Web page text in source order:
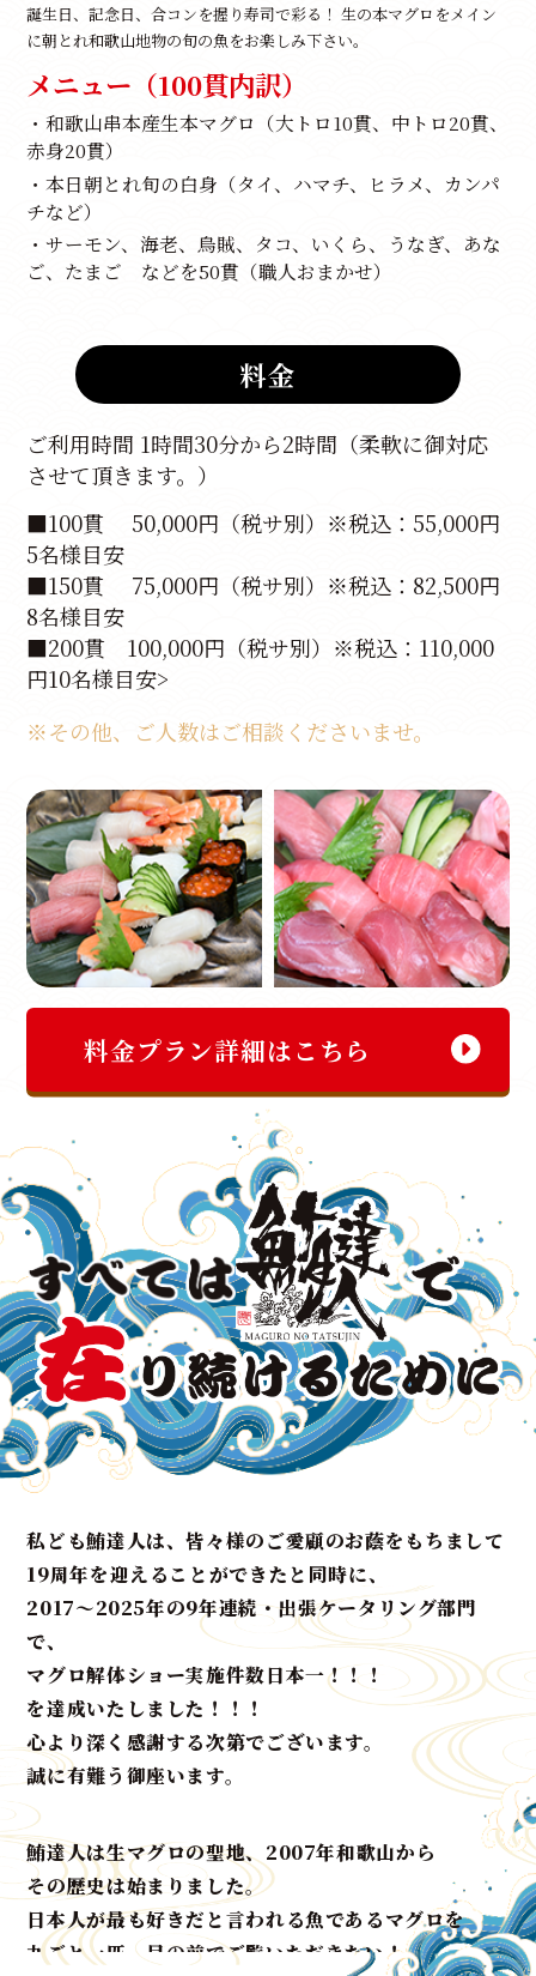
誕生日、記念日、合コンを握り寿司で彩る！ 生の本マグロをメイン
に朝とれ和歌山地物の旬の魚をお楽しみ下さい。
メニュー（100貫内訳）
・和歌山串本産生本マグロ（大トロ10貫、中トロ20貫、
赤身20貫）
・本日朝とれ旬の白身（タイ、ハマチ、ヒラメ、カンパ
チなど）
・サーモン、海老、烏賊、タコ、いくら、うなぎ、あな
ご、たまご などを50貫（職人おまかせ）
料金
ご利用時間 1時間30分から2時間（柔軟に御対応
させて頂きます。）
■100貫 50,000円（税サ別）※税込：55,000円
5名様目安
■150貫 75,000円（税サ別）※税込：82,500円
8名様目安
■200貫 100,000円（税サ別）※税込：110,000
円10名様目安>
※その他、ご人数はご相談くださいませ。
料金プラン詳細はこちら
私ども鮪達人は、皆々様のご愛顧のお蔭をもちまして
19周年を迎えることができたと同時に、
2017〜2025年の9年連続・出張ケータリング部門
で、
マグロ解体ショー実施件数日本一！！！
を達成いたしました！！！
心より深く感謝する次第でございます。
誠に有難う御座います。
鮪達人は生マグロの聖地、2007年和歌山から
その歴史は始まりました。
日本人が最も好きだと言われる魚であるマグロを
丸ごと一匹、目の前でご覧いただきたい！